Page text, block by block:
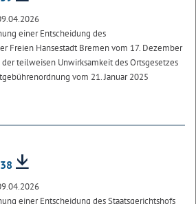
einer Entscheidung des
Freien Hansestadt Bremen vom 17. Dezember
teilweisen Unwirksamkeit des Ortsgesetzes
vom 21. Januar 2025
einer Entscheidung des Staatsgerichtshofs